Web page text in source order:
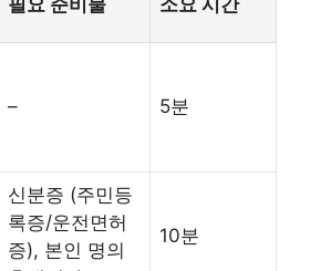
필요 준비물 소요 시간
– 5분
신분증 (주민등
록증/운전면허
증), 본인 명의
10분